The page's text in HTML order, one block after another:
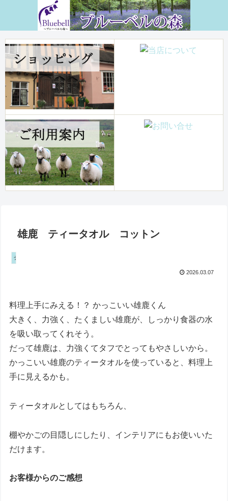
雄鹿 ティータオル コットン
チェリス・ハリソン
2026.03.07
料理上手にみえる！？ かっこいい雄鹿くん
大きく、力強く、たくましい雄鹿が、しっかり食器の水
を吸い取ってくれそう。
だって雄鹿は、力強くてタフでとってもやさしいから。
かっこいい雄鹿のティータオルを使っていると、料理上
手に見えるかも。
ティータオルとしてはもちろん、
棚やかごの目隠しにしたり、インテリアにもお使いいた
だけます。
お客様からのご感想